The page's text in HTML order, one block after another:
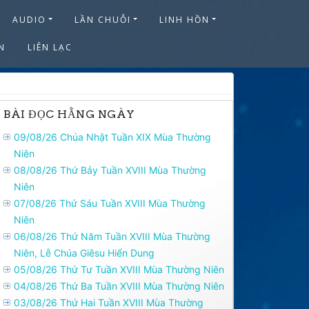
AUDIO LẦN CHUỖI LINH HỒN
LIÊN LẠC
BÀI ĐỌC HẰNG NGÀY
09/08/26 Chúa Nhật Tuần XIX Mùa Thường
Niên
08/08/26 Thứ Bảy Tuần XVIII Mùa Thường
Niên
07/08/26 Thứ Sáu Tuần XVIII Mùa Thường
Niên
06/08/26 Thứ Năm Tuần XVIII Mùa Thường
Niên, Lễ Chúa Giêsu Hiển Dung
05/08/26 Thứ Tư Tuần XVIII Mùa Thường Niên
04/08/26 Thứ Ba Tuần XVIII Mùa Thường Niên
03/08/26 Thứ Hai Tuần XVIII Mùa Thường